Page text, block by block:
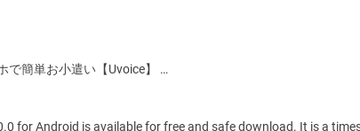
で簡単お小遣い【Uvoice】 …
for Android is available for free and safe download. It is a